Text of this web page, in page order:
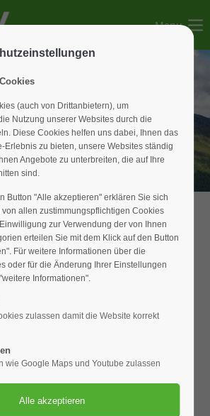
col2" existiert leider nicht.
col3" existiert leider nicht.
col4" existiert leider nicht.
Menu
Cup
(auch von Drittanbietern), um
Nutzung unserer Websites durch die
Diese Cookies helfen uns dabei, Ihnen das
Erlebnis zu bieten, unsere Websites ständig
Angebote zu unterbreiten, die auf Ihre
sind.
Button "Alle akzeptieren" erklären Sie sich
allen zustimmungspflichtigen Cookies
zur Verwendung der von Ihnen
erteilen Sie mit dem Klick auf den Button
Für weitere Informationen über die
oder für die Änderung Ihrer Einstellungen
Informationen".
zulassen damit die Website korrekt
wie Google Maps und Youtube zulassen